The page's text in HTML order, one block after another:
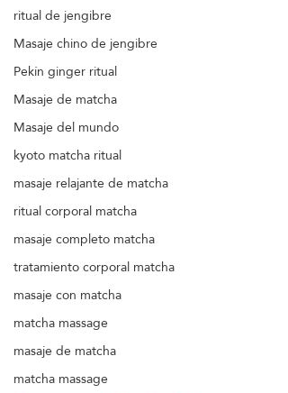
ritual de jengibre
Masaje chino de jengibre
Pekín ginger ritual
Masaje de matcha
Masaje del mundo
kyoto matcha ritual
masaje relajante de matcha
ritual corporal matcha
masaje completo matcha
tratamiento corporal matcha
masaje con matcha
matcha massage
masaje de matcha
matcha massage